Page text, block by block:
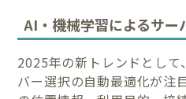
AI・機械学習によるサー
2025年の新トレンドとして
バー選択の自動最適化が注